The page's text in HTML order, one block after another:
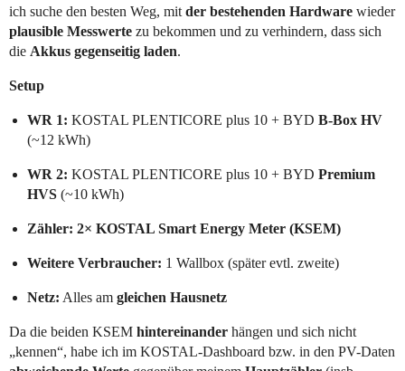
ich suche den besten Weg, mit der bestehenden Hardware wieder
plausible Messwerte zu bekommen und zu verhindern, dass sich
die Akkus gegenseitig laden.
Setup
WR 1: KOSTAL PLENTICORE plus 10 + BYD B-Box HV
(~12 kWh)
WR 2: KOSTAL PLENTICORE plus 10 + BYD Premium
HVS (~10 kWh)
Zähler: 2× KOSTAL Smart Energy Meter (KSEM)
Weitere Verbraucher: 1 Wallbox (später evtl. zweite)
Netz: Alles am gleichen Hausnetz
Da die beiden KSEM hintereinander hängen und sich nicht
„kennen“, habe ich im KOSTAL-Dashboard bzw. in den PV-Daten